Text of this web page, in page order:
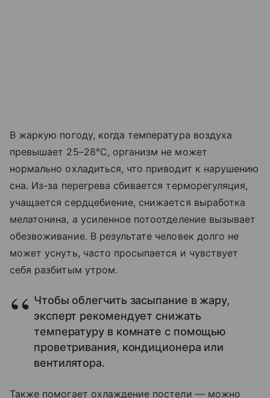
В жаркую погоду, когда температура воздуха
превышает 25–28°C, организм не может
нормально охладиться, что приводит к нарушению
сна. Из-за перегрева сбивается терморегуляция,
учащается сердцебиение, снижается выработка
мелатонина, а усиленное потоотделение вызывает
обезвоживание. В результате человек долго не
может уснуть, часто просыпается и чувствует
себя разбитым утром.
Чтобы облегчить засыпание в жару,
эксперт рекомендует снижать
температуру в комнате с помощью
проветривания, кондиционера или
вентилятора.
Также помогает охлаждение постели — можно